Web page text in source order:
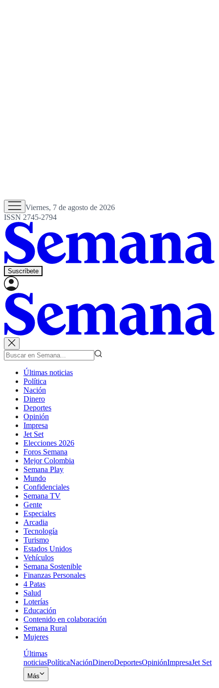
Viernes, 7 de agosto de 2026
ISSN 2745-2794
Suscríbete
Últimas noticias
Política
Nación
Dinero
Deportes
Opinión
Impresa
Jet Set
Elecciones 2026
Foros Semana
Mejor Colombia
Semana Play
Mundo
Confidenciales
Semana TV
Gente
Especiales
Arcadia
Tecnología
Turismo
Estados Unidos
Vehículos
Semana Sostenible
Finanzas Personales
4 Patas
Salud
Loterías
Educación
Contenido en colaboración
Semana Rural
Mujeres
Últimas
noticiasPolíticaNaciónDineroDeportesOpiniónImpresaJet Set
Más